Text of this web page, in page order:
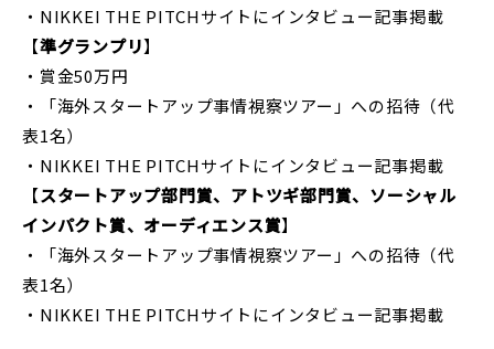
・NIKKEI THE PITCHサイトにインタビュー記事掲載
【準グランプリ】
・賞金50万円
・「海外スタートアップ事情視察ツアー」への招待（代
表1名）
・NIKKEI THE PITCHサイトにインタビュー記事掲載
【スタートアップ部門賞、アトツギ部門賞、ソーシャル
インパクト賞、オーディエンス賞】
・「海外スタートアップ事情視察ツアー」への招待（代
表1名）
・NIKKEI THE PITCHサイトにインタビュー記事掲載